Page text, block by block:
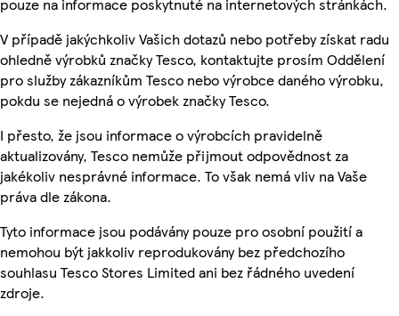
V případě jakýchkoliv Vašich dotazů nebo potřeby získat radu
ohledně výrobků značky Tesco, kontaktujte prosím Oddělení
pro služby zákazníkům Tesco nebo výrobce daného výrobku,
pokdu se nejedná o výrobek značky Tesco.
I přesto, že jsou informace o výrobcích pravidelně
aktualizovány, Tesco nemůže přijmout odpovědnost za
jakékoliv nesprávné informace. To však nemá vliv na Vaše
práva dle zákona.
Tyto informace jsou podávány pouze pro osobní použití a
nemohou být jakkoliv reprodukovány bez předchozího
souhlasu Tesco Stores Limited ani bez řádného uvedení
zdroje.